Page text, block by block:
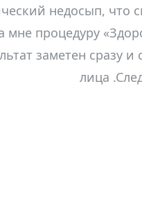
недосып, что
мне процедуру
заметен сразу
лица